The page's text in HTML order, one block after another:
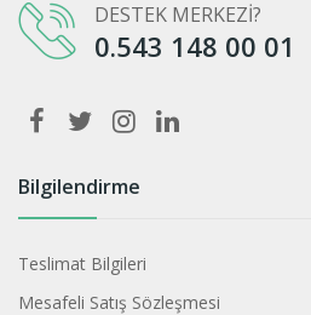
DESTEK MERKEZİ?
0.543 148 00 01
Bilgilendirme
Teslimat Bilgileri
Mesafeli Satış Sözleşmesi